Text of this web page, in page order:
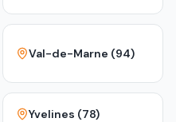
Val-de-Marne (94)
Yvelines (78)